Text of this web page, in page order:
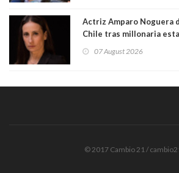
Actriz Amparo Noguera
Chile tras millonaria
07 August 2026
© 2017 Cambio 21 /